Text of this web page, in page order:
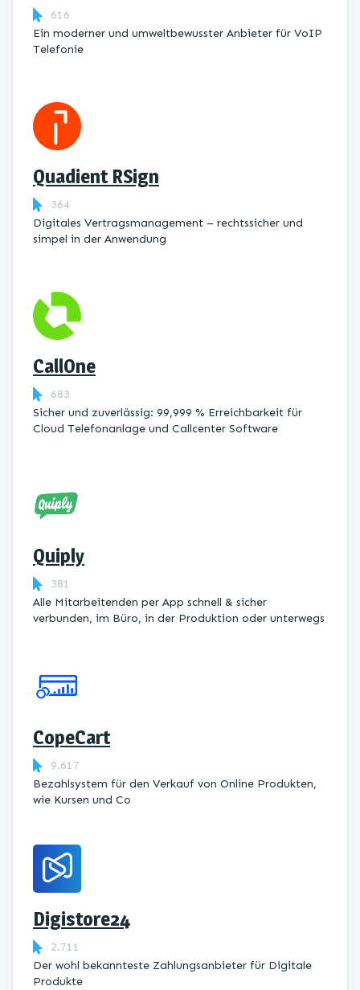
616
Ein moderner und umweltbewusster Anbieter für VoIP
Telefonie
Quadient RSign
364
Digitales Vertragsmanagement – rechtssicher und
simpel in der Anwendung
CallOne
683
Sicher und zuverlässig: 99,999 % Erreichbarkeit für
Cloud Telefonanlage und Callcenter Software
Quiply
381
Alle Mitarbeitenden per App schnell & sicher
verbunden, im Büro, in der Produktion oder unterwegs
CopeCart
9.617
Bezahlsystem für den Verkauf von Online Produkten,
wie Kursen und Co
Digistore24
2.711
Der wohl bekannteste Zahlungsanbieter für Digitale
Produkte